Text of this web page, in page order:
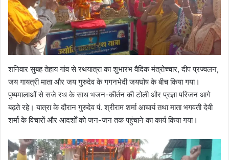
शनिवार सुबह तेहाय गांव से रथयात्रा का शुभारंभ वैदिक मंत्रोच्चार, दीप प्रज्वलन,
जय गायत्री माता और जय गुरुदेव के गगनभेदी जयघोष के बीच किया गया।
पुष्पमालाओं से सजे रथ के साथ भजन-कीर्तन की टोली और प्रज्ञा परिजन आगे
बढ़ते रहे। यात्रा के दौरान गुरुदेव पं. श्रीराम शर्मा आचार्य तथा माता भगवती देवी
शर्मा के विचारों और आदर्शों को जन-जन तक पहुंचाने का कार्य किया गया।